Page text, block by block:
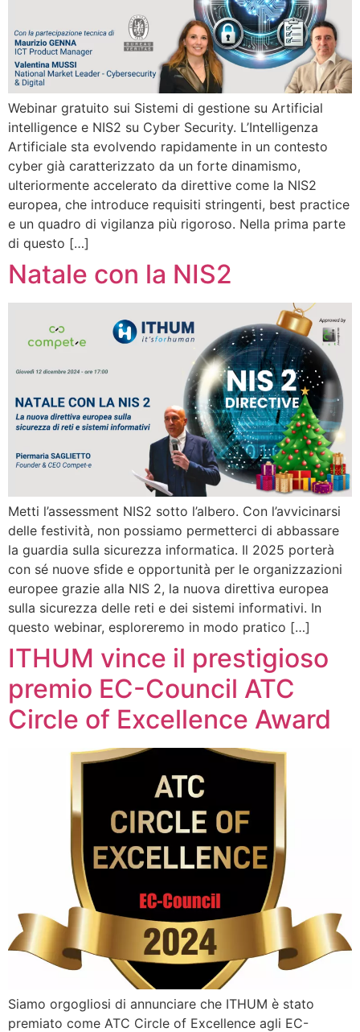
Webinar gratuito sui Sistemi di gestione su Artificial
intelligence e NIS2 su Cyber Security. L’Intelligenza
Artificiale sta evolvendo rapidamente in un contesto
cyber già caratterizzato da un forte dinamismo,
ulteriormente accelerato da direttive come la NIS2
europea, che introduce requisiti stringenti, best practice
e un quadro di vigilanza più rigoroso. Nella prima parte
di questo […]
Natale con la NIS2
Metti l’assessment NIS2 sotto l’albero. Con l’avvicinarsi
delle festività, non possiamo permetterci di abbassare
la guardia sulla sicurezza informatica. Il 2025 porterà
con sé nuove sfide e opportunità per le organizzazioni
europee grazie alla NIS 2, la nuova direttiva europea
sulla sicurezza delle reti e dei sistemi informativi. In
questo webinar, esploreremo in modo pratico […]
ITHUM vince il prestigioso
premio EC-Council ATC
Circle of Excellence Award
Siamo orgogliosi di annunciare che ITHUM è stato
premiato come ATC Circle of Excellence agli EC-